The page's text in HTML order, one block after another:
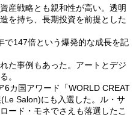
産戦略とも親和性が高い。透明
を持ち、長期投資を前提とした
で147倍という爆発的な成長を記
た事例もあった。アートとデジ
。
カ国アワード「WORLD CREAT
Salon)にも入選した。ル・サ
ード・モネでさえも落選したこ